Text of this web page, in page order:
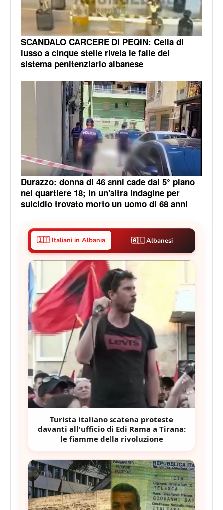
SCANDALO CARCERE DI PEQIN: Cella di
lusso a cinque stelle rivela le falle del
sistema penitenziario albanese
Durazzo: donna di 46 anni cade dal 5° piano
nel quartiere 18; in un'altra indagine per
suicidio trovato morto un uomo di 68 anni
🇮🇹 Italiani in Albania 🇦🇱 Albanesi
Turista italiano scatena proteste
davanti all'ufficio di Edi Rama a Tirana:
le fiamme della rivoluzione